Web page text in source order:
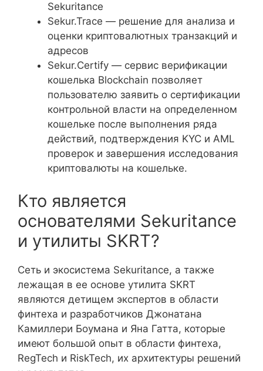
Sekuritance
Sekur.Trace — решение для анализа и
оценки криптовалютных транзакций и
адресов
Sekur.Certify — сервис верификации
кошелька Blockchain позволяет
пользователю заявить о сертификации
контрольной власти на определенном
кошельке после выполнения ряда
действий, подтверждения KYC и AML
проверок и завершения исследования
криптовалюты на кошельке.
Кто является
основателями Sekuritance
и утилиты SKRT?
Сеть и экосистема Sekuritance, а также
лежащая в ее основе утилита SKRT
являются детищем экспертов в области
финтеха и разработчиков Джонатана
Камиллери Боумана и Яна Гатта, которые
имеют большой опыт в области финтеха,
RegTech и RiskTech, их архитектуры решений